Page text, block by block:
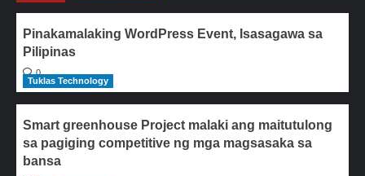
Pinakamalaking WordPress Event, Isasagawa sa
Pilipinas
0
Tuklas Technology
Smart greenhouse Project malaki ang maitutulong
sa pagiging competitive ng mga magsasaka sa
bansa